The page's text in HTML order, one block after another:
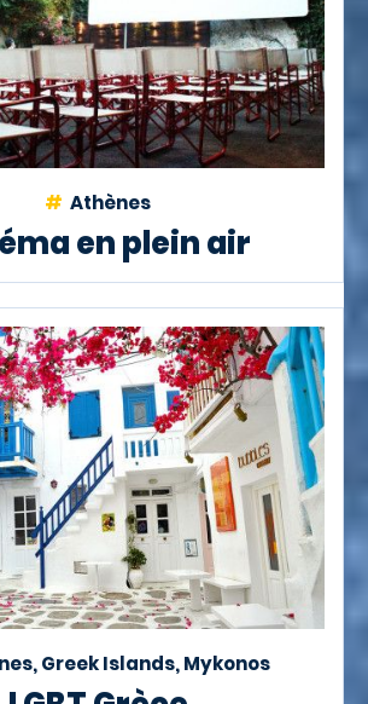
Athènes
en plein air
Greek Islands, Mykonos